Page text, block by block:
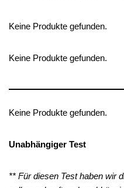
Keine Produkte gefunden.
Keine Produkte gefunden.
Keine Produkte gefunden.
Unabhängiger Test
** Für diesen Test haben wir